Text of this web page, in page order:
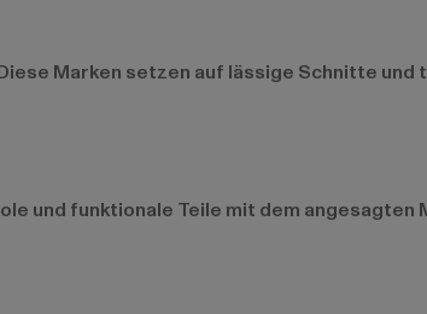
Marken setzen auf lässige Schnitte und
und funktionale Teile mit dem angesagten